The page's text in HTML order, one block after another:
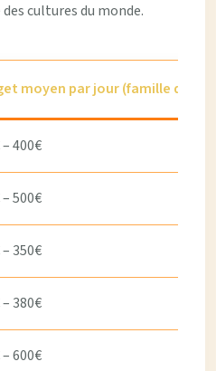
cultures du monde.
moyen par jour (famille de 4)
400€
500€
350€
380€
600€